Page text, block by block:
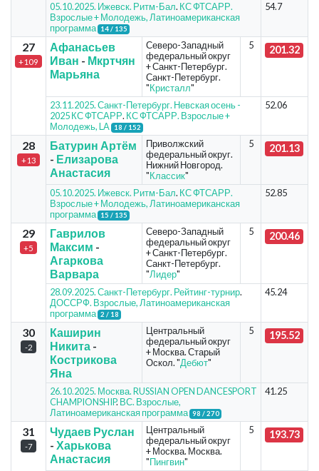
05.10.2025. Ижевск. Ритм-Бал. КС ФТСАРР.
Взрослые + Молодежь, Латиноамериканская
программа
14 / 135
54.7
27
+109
Афанасьев
Иван - Мкртчян
Марьяна
Северо-Западный
федеральный округ
+ Санкт-Петербург.
Санкт-Петербург.
"Кристалл"
5 201.32
23.11.2025. Санкт-Петербург. Невская осень -
2025 КС ФТСАРР. КС ФТСАРР. Взрослые +
Молодежь, LA
18 / 152
52.06
28
+13
Батурин Артём
- Елизарова
Анастасия
Приволжский
федеральный округ.
Нижний Новгород.
"Классик"
5 201.13
05.10.2025. Ижевск. Ритм-Бал. КС ФТСАРР.
Взрослые + Молодежь, Латиноамериканская
программа
15 / 135
52.85
29
+5
Гаврилов
Максим -
Агаркова
Варвара
Северо-Западный
федеральный округ
+ Санкт-Петербург.
Санкт-Петербург.
"Лидер"
5 200.46
28.09.2025. Санкт-Петербург. Рейтинг-турнир.
ДОССРФ. Взрослые, Латиноамериканская
программа 2 / 18
45.24
30
-2
Каширин
Никита-
Кострикова
Яна
Центральный
федеральный округ
+ Москва. Старый
Оскол. "Дебют"
5 195.52
26.10.2025. Москва. RUSSIAN OPEN DANCESPORT
CHAMPIONSHIP. ВС. Взрослые,
Латиноамериканская программа 98 / 270
41.25
31
-7
Чудаев Руслан
- Харькова
Анастасия
Центральный
федеральный округ
+ Москва. Москва.
"Пингвин"
5 193.73